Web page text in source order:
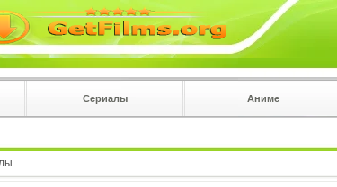
Сериалы Аниме
нажмите на троеточие в правом